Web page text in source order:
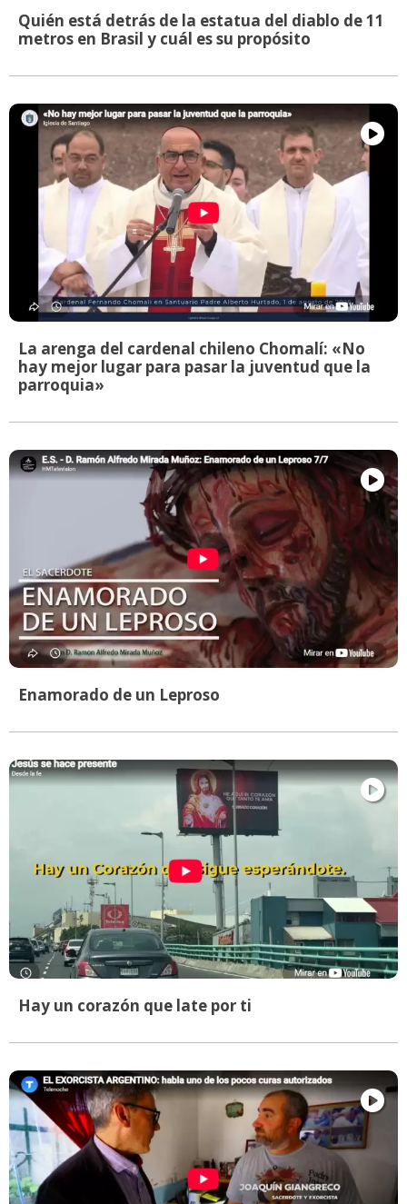
Quién está detrás de la estatua del diablo de 11
metros en Brasil y cuál es su propósito
La arenga del cardenal chileno Chomalí: «No
hay mejor lugar para pasar la juventud que la
parroquia»
Enamorado de un Leproso
Hay un corazón que late por ti